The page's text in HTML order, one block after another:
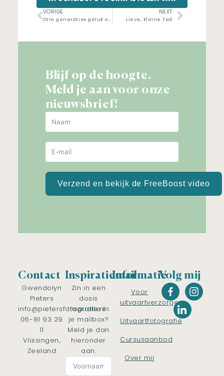
VORIGE
Drie generaties geluk op het strand van Burgh-Haamstede
NEXT
Lieve, kleine Ted
Blijf op de hoogte.
Meld je aan voor onze
nieuwsbrief!
Verzend en bekijk de FreeBoost video
Contact
Gwendolyn
Pieters
info@pietersfotografie.nl
06-81 93 29
11
Vlissingen,
Zeeland
Inspiratiemail
Zin in een
dosis
inspiratie in
je mailbox?
Meld je dan
hieronder
aan.
Informatie
Voor
uitvaartverzorgers
Uitvaartfotografie
Cursusaanbod
Over mij
Volg mij